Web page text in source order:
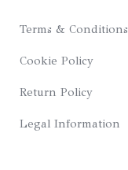
o
k
r
a
m
Terms & Conditions
Cookie Policy
Return Policy
Legal Information